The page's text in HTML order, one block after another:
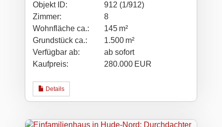
Objekt ID:
912 (1/912)
Zimmer:
8
Wohnfläche ca.:
145 m²
Grund­stück ca.:
1.500 m²
Verfügbar ab:
ab sofort
Kaufpreis:
280.000 EUR
Details